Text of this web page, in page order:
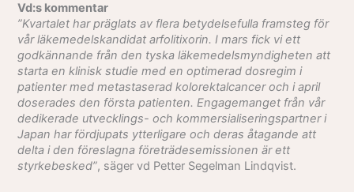
Vd:s kommentar
”Kvartalet har präglats av flera betydelsefulla framsteg för
vår läkemedelskandidat arfolitixorin. I mars fick vi ett
godkännande från den tyska läkemedelsmyndigheten att
starta en klinisk studie med en optimerad dosregim i
patienter med metastaserad kolorektalcancer och i april
doserades den första patienten. Engagemanget från vår
dedikerade utvecklings- och kommersialiseringspartner i
Japan har fördjupats ytterligare och deras åtagande att
delta i den föreslagna företrädesemissionen är ett
styrkebesked”, säger vd Petter Segelman Lindqvist.